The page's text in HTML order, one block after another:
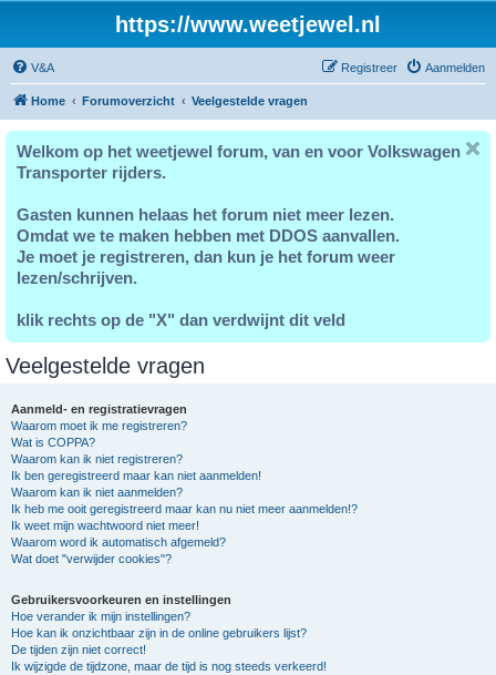
https://www.weetjewel.nl
V&A Aanmelden
Registreer
Home Forumoverzicht Veelgestelde vragen
Welkom op het weetjewel forum, van en voor Volkswagen
Transporter rijders.
Gasten kunnen helaas het forum niet meer lezen.
Omdat we te maken hebben met DDOS aanvallen.
Je moet je registreren, dan kun je het forum weer
lezen/schrijven.
klik rechts op de "X" dan verdwijnt dit veld
Veelgestelde vragen
Aanmeld- en registratievragen
Waarom moet ik me registreren?
Wat is COPPA?
Waarom kan ik niet registreren?
Ik ben geregistreerd maar kan niet aanmelden!
Waarom kan ik niet aanmelden?
Ik heb me ooit geregistreerd maar kan nu niet meer aanmelden!?
Ik weet mijn wachtwoord niet meer!
Waarom word ik automatisch afgemeld?
Wat doet "verwijder cookies"?
Gebruikersvoorkeuren en instellingen
Hoe verander ik mijn instellingen?
Hoe kan ik onzichtbaar zijn in de online gebruikers lijst?
De tijden zijn niet correct!
Ik wijzigde de tijdzone, maar de tijd is nog steeds verkeerd!